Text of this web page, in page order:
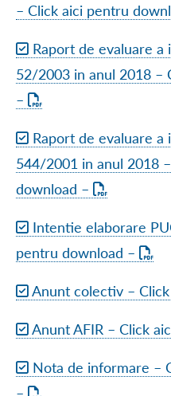
– Click aici pentru
Raport de evaluare a
52/2003 in anul 2018 –
–
Raport de evaluare a
544/2001 in anul 2018
download –
Intentie elaborare
pentru download –
Anunt colectiv –
Anunt AFIR – Click
Nota de informare –